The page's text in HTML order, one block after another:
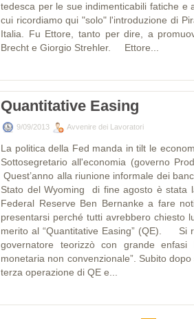
tedesca per le sue indimenticabili fatiche e
cui ricordiamo qui "solo" l'introduzione di
Italia. Fu Ettore, tanto per dire, a
Brecht e Giorgio Strehler. Ettore...
Quantitative Easing
9/09/2013 Avvenire dei Lavoratori
La politica della Fed manda in tilt le
Sottosegretario all'economia (governo
Quest’anno alla riunione informale dei
Stato del Wyoming di fine agosto è stata
Federal Reserve Ben Bernanke a fare
presentarsi perché tutti avrebbero chiesto
merito al “Quantitative Easing” (QE). Si
governatore teorizzò con grande
monetaria non convenzionale”. Subito
terza operazione di QE e...